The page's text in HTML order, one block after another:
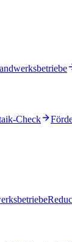
Check